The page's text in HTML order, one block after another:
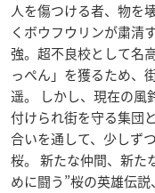
人を傷つける者、物を
くボウフウリンが粛
強。超不良校として名
っぺん」を獲るため、
遥。 しかし、現在の風
付けられ街を守る集団
合いを通して、少しず
桜。 新たな仲間、新
めに闘う”桜の英雄伝